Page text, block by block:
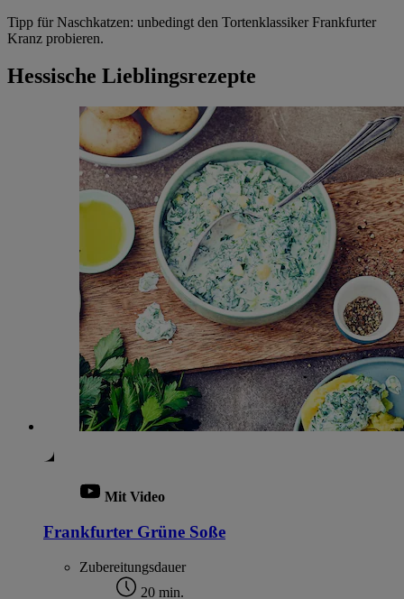
Tipp für Naschkatzen: unbedingt den Tortenklassiker Frankfurter
Kranz probieren.
Hessische Lieblingsrezepte
Mit Video
Frankfurter Grüne Soße
Zubereitungsdauer
20 min.